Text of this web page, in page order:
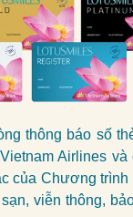
thông báo số
Airlines
của Chương trình
viễn thông,